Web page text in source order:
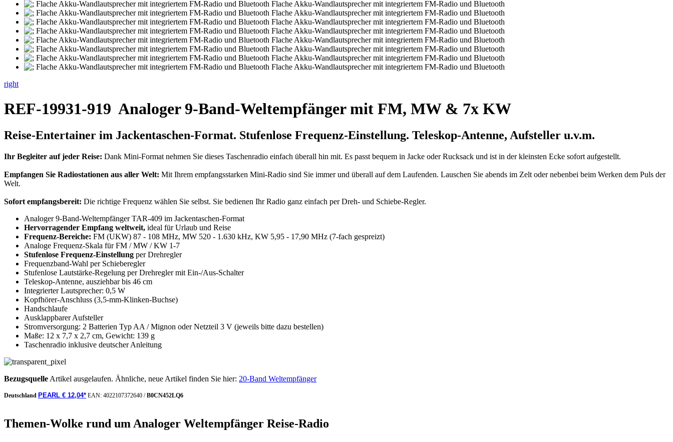
right
REF-19931-919 Analoger 9-Band-Weltempfänger mit FM, MW & 7x KW
Reise-Entertainer im Jackentaschen-Format. Stufenlose Frequenz-Einstellung. Teleskop-Antenne, Aufsteller u.v.m.
Ihr Begleiter auf jeder Reise: Dank Mini-Format nehmen Sie dieses Taschenradio einfach überall hin mit. Es passt bequem in Jacke oder Rucksack und ist in der kleinsten Ecke sofort aufgestellt.
Empfangen Sie Radiostationen aus aller Welt: Mit Ihrem empfangsstarken Mini-Radio sind Sie immer und überall auf dem Laufenden. Lauschen Sie abends im Zelt oder nebenbei beim Werken dem Puls der
Welt.
Sofort empfangsbereit: Die richtige Frequenz wählen Sie selbst. Sie bedienen Ihr Radio ganz einfach per Dreh- und Schiebe-Regler.
Analoger 9-Band-Weltempfänger TAR-409 im Jackentaschen-Format
Hervorragender Empfang weltweit, ideal für Urlaub und Reise
Frequenz-Bereiche: FM (UKW) 87 - 108 MHz, MW 520 - 1.630 kHz, KW 5,95 - 17,90 MHz (7-fach gespreizt)
Analoge Frequenz-Skala für FM / MW / KW 1-7
Stufenlose Frequenz-Einstellung per Drehregler
Frequenzband-Wahl per Schieberegler
Stufenlose Lautstärke-Regelung per Drehregler mit Ein-/Aus-Schalter
Teleskop-Antenne, ausziehbar bis 46 cm
Integrierter Lautsprecher: 0,5 W
Kopfhörer-Anschluss (3,5-mm-Klinken-Buchse)
Handschlaufe
Ausklappbarer Aufsteller
Stromversorgung: 2 Batterien Typ AA / Mignon oder Netzteil 3 V (jeweils bitte dazu bestellen)
Maße: 12 x 7,7 x 2,7 cm, Gewicht: 139 g
Taschenradio inklusive deutscher Anleitung
Bezugsquelle Artikel ausgelaufen. Ähnliche, neue Artikel finden Sie hier: 20-Band Weltempfänger
Deutschland PEARL € 12,04* EAN: 4022107372640 /B0CN452LQ6
Themen-Wolke rund um Analoger Weltempfänger Reise-Radio